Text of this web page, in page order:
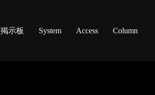
示板 System Access Column